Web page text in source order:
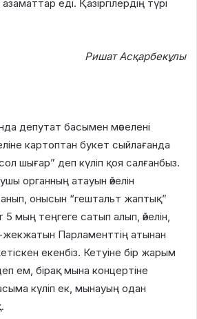
еді. Қазіргілердің түрі
Ришат Асқарбекұлы
депутат басымен мәселені
картоптан букет сыйлағанда
шығар” деп күліп қоя салғанбыз.
органның атауын әйелін
онысын “гештальт жаптық”
мың теңгеге сатып алып, әйелін,
Парламенттің атынан
екенбіз. Кетуіне бір жарым
ем, бірақ мына концертіне
күліп ек, мынауың одан